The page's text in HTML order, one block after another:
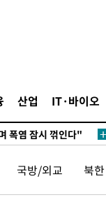
산업 IT·바이오
마감
마감
충돌 흔적 포착
폭염 잠시 꺾인다"
즈 통제권' 수용할까
정 전력 위해 불가피"
국방/외교 북한